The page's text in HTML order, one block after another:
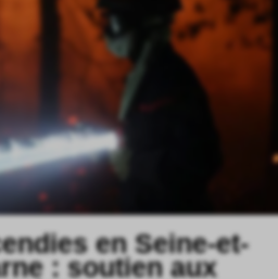
en Seine-et-
: soutien aux